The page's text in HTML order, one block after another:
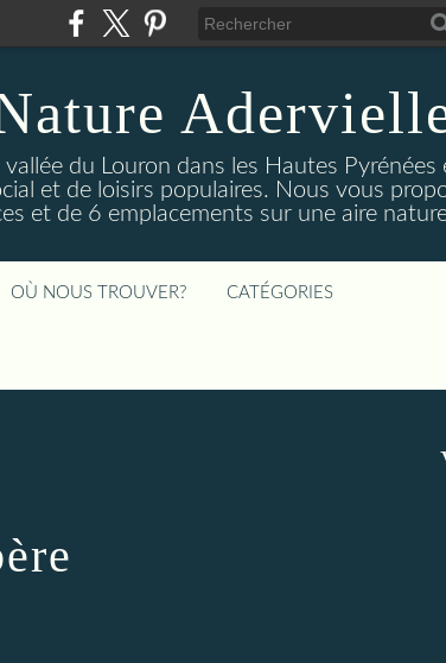
du Louron dans les Hautes Pyrénées
et de loisirs populaires. Nous vous
et de 6 emplacements sur une aire
OÙ NOUS TROUVER? CATÉGORIES